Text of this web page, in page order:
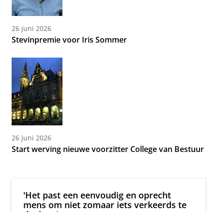
26 juni 2026
Stevinpremie voor Iris Sommer
26 juni 2026
Start werving nieuwe voorzitter College van Bestuur
'Het past een eenvoudig en oprecht
mens om niet zomaar iets verkeerds te